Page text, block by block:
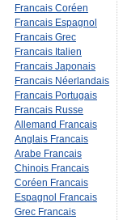
Francais Coréen
Francais Espagnol
Francais Grec
Francais Italien
Francais Japonais
Francais Néerlandais
Francais Portugais
Francais Russe
Allemand Francais
Anglais Francais
Arabe Francais
Chinois Francais
Coréen Francais
Espagnol Francais
Grec Francais